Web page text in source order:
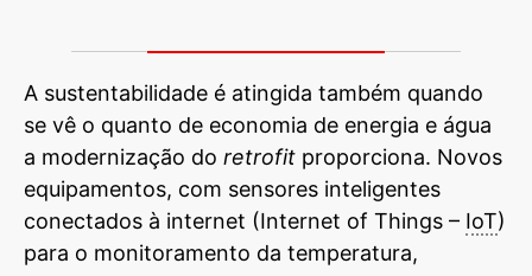
A sustentabilidade é atingida também quando
se vê o quanto de economia de energia e água
a modernização do retrofit proporciona. Novos
equipamentos, com sensores inteligentes
conectados à internet (Internet of Things – IoT)
para o monitoramento da temperatura,